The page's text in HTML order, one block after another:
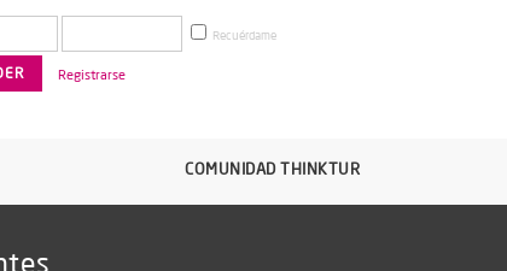
Recuérdame
Registrarse
COMUNIDAD THINKTUR